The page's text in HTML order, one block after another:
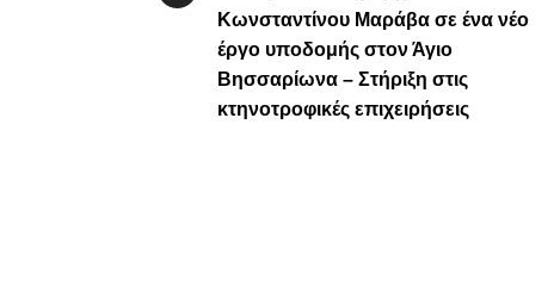
Κωνσταντίνου Μαράβα σε ένα νέο
έργο υποδομής στον Άγιο
Βησσαρίωνα – Στήριξη στις
κτηνοτροφικές επιχειρήσεις